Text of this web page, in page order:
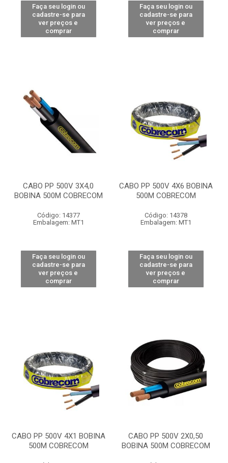
Faça seu login ou
cadastre-se para
ver preços e
comprar
Faça seu login ou
cadastre-se para
ver preços e
comprar
CABO PP 500V 3X4,0
BOBINA 500M COBRECOM
Código: 14377
Embalagem: MT1
Faça seu login ou
cadastre-se para
ver preços e
comprar
CABO PP 500V 4X6 BOBINA
500M COBRECOM
Código: 14378
Embalagem: MT1
Faça seu login ou
cadastre-se para
ver preços e
comprar
CABO PP 500V 4X1 BOBINA
500M COBRECOM
CABO PP 500V 2X0,50
BOBINA 500M COBRECOM